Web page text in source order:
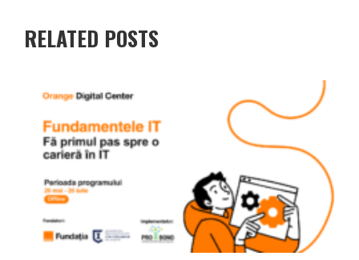
RELATED POSTS